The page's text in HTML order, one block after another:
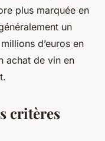
plus marquée en
un
d’euros en
achat de vin en
critères